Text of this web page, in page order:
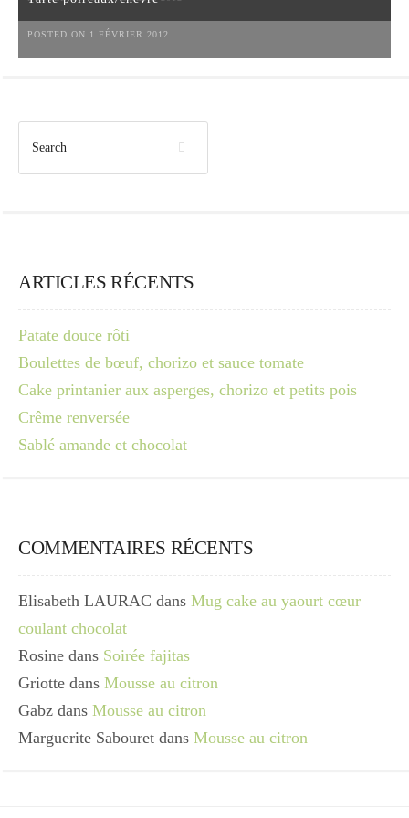
POSTED ON 1 FÉVRIER 2012
ARTICLES RÉCENTS
Patate douce rôti
Boulettes de bœuf, chorizo et sauce tomate
Cake printanier aux asperges, chorizo et petits pois
Crême renversée
Sablé amande et chocolat
COMMENTAIRES RÉCENTS
Elisabeth LAURAC dans Mug cake au yaourt cœur
coulant chocolat
Rosine dans Soirée fajitas
Griotte dans Mousse au citron
Gabz dans Mousse au citron
Marguerite Sabouret dans Mousse au citron